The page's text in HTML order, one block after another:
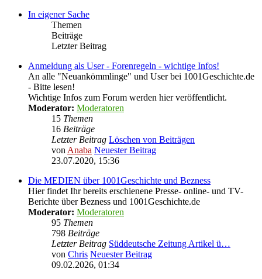
In eigener Sache
Themen
Beiträge
Letzter Beitrag
Anmeldung als User - Forenregeln - wichtige Infos!
An alle "Neuankömmlinge" und User bei 1001Geschichte.de
- Bitte lesen!
Wichtige Infos zum Forum werden hier veröffentlicht.
Moderator: Moderatoren
15 Themen
16 Beiträge
Letzter Beitrag Löschen von Beiträgen
von Anaba Neuester Beitrag
23.07.2020, 15:36
Die MEDIEN über 1001Geschichte und Bezness
Hier findet Ihr bereits erschienene Presse- online- und TV-
Berichte über Bezness und 1001Geschichte.de
Moderator: Moderatoren
95 Themen
798 Beiträge
Letzter Beitrag Süddeutsche Zeitung Artikel ü…
von Chris Neuester Beitrag
09.02.2026, 01:34